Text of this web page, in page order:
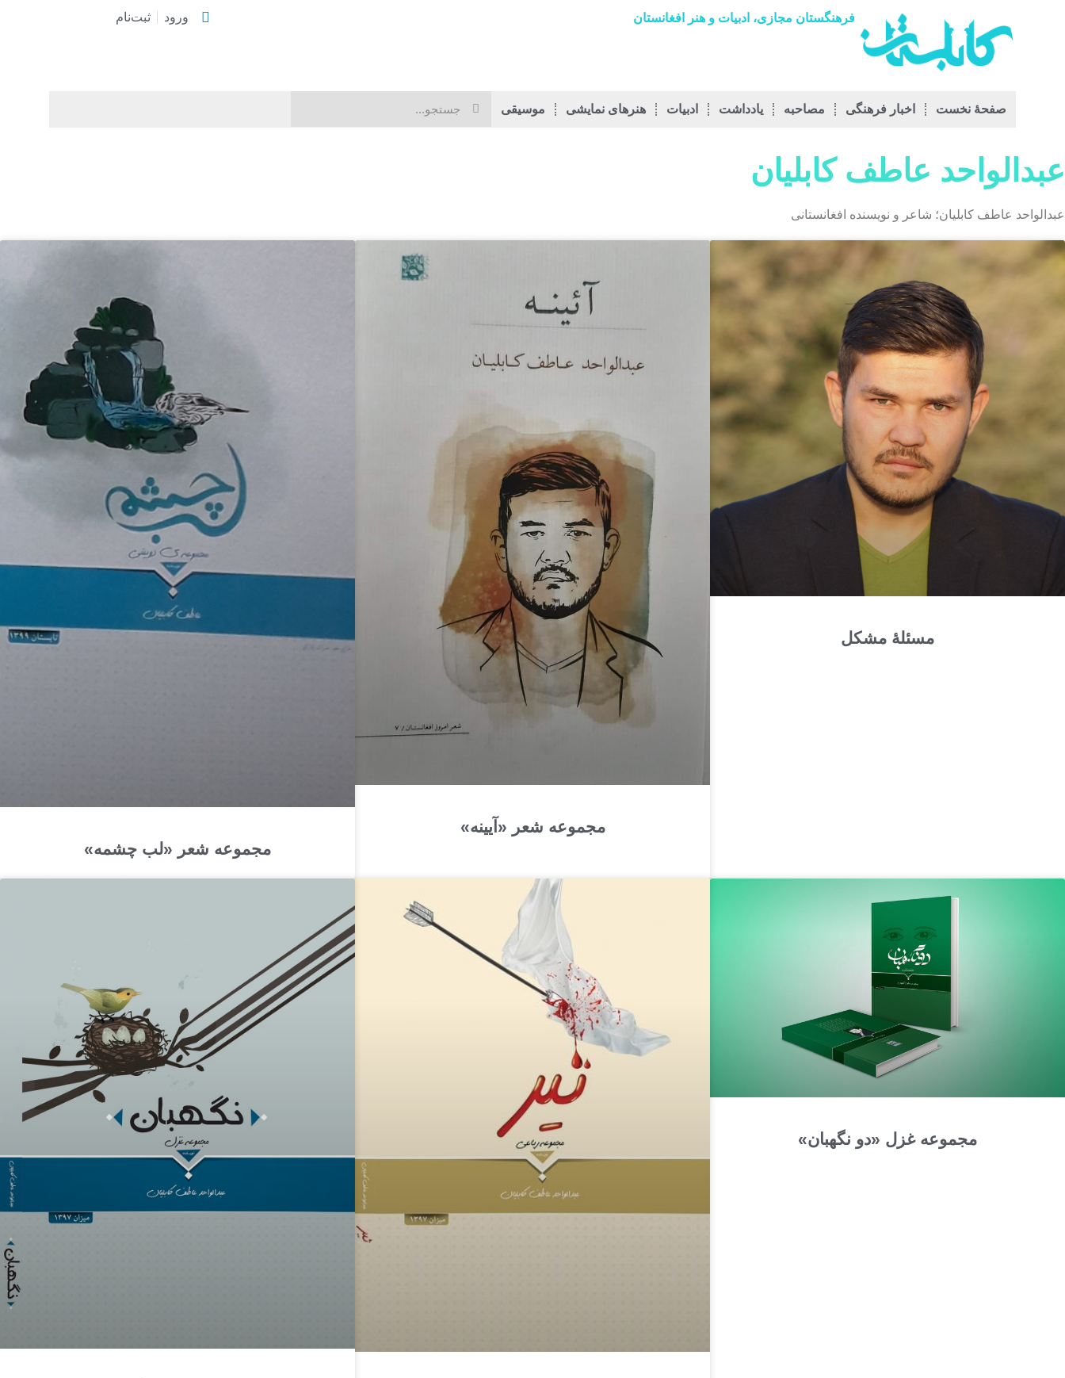
فرهنگستان مجازی، ادبیات و هنر افغانستان ورود ثبت‌نام
صفحۀ نخست اخبار فرهنگی مصاحبه يادداشت ادبیات هنرهای نمایشی موسیقی
عبدالواحد عاطف کابلیان
عبدالواحد عاطف کابلیان؛ شاعر و نویسنده افغانستانی
مسئلۀ مشکل
مجموعه شعر «آیینه»
مجموعه شعر «لب چشمه»
مجموعه غزل «دو نگهبان»